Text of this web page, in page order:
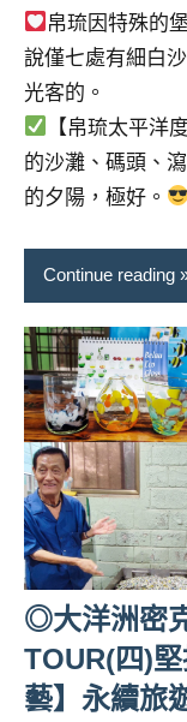
動
持、
學
校
企
業
落
客
及
旅
遊
雜
誌
專
欄、
觀
光
局
合
作
達
帛琉因特殊的
說僅七處有細白
光客的。
【帛琉太平洋
的沙灘、碼頭、
的夕陽，極好。
Continue reading
◎大洋洲密
TOUR(四)
藝】永續旅